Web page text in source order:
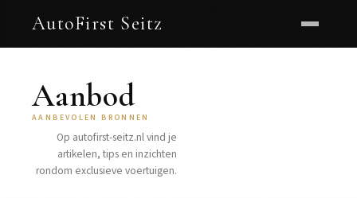
AutoFirst Seitz
Aanbod
AANBEVOLEN BRONNEN
Op autofirst-seitz.nl vind je
artikelen, tips en inzichten
rondom exclusieve voertuigen.